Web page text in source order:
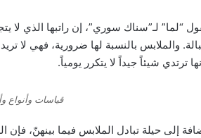
والملابس بالنسبة لها ضرورية، فهي لا
ترتدي شيئاً جيداً لا يتكرر يومياً.
قياسات وأنواع
إلى حيلة تبادل الملابس فيما بينهنّ، فإن